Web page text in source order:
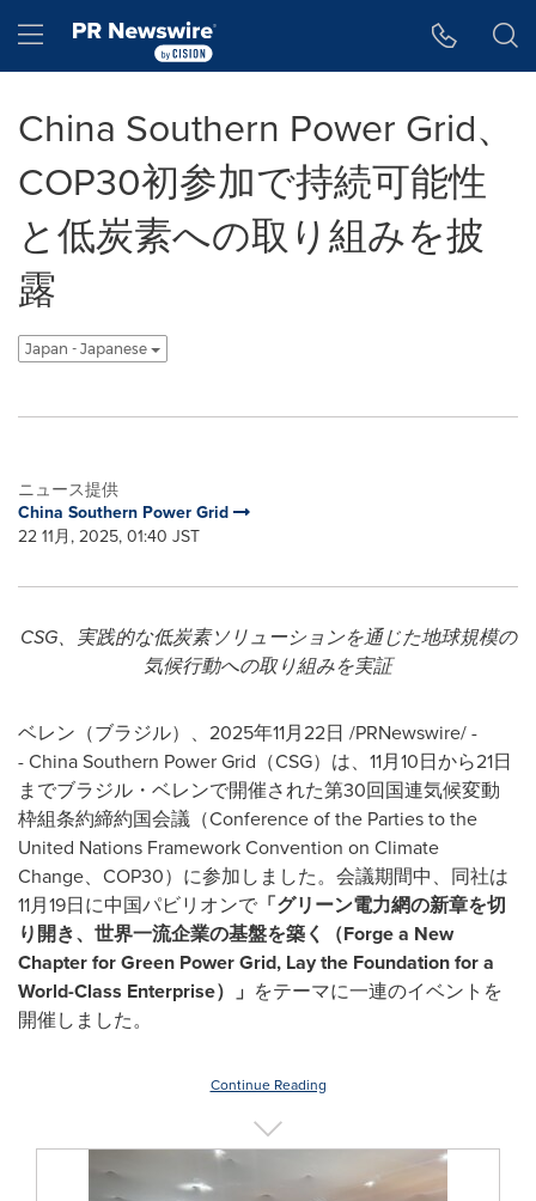
Hamburger menu
China Southern Power Grid、
COP30初参加で持続可能性
と低炭素への取り組みを披
露
Japan - Japanese
ニュース提供
China Southern Power Grid
22 11月, 2025, 01:40 JST
CSG、実践的な低炭素ソリューションを通じた地球規模の
気候行動への取り組みを実証
ベレン（ブラジル）、 2025年11月22日 /PRNewswire/ -
- China Southern Power Grid （CSG）は、 11月10日から21日
までブラジル・ベレンで開催された第30回国連気候変動
枠組条約締約国会議（Conference of the Parties to the
United Nations Framework Convention on Climate
Change、 COP30）に参加しました。会議期間中、同社は
11月19日に中国パビリオンで 「グリーン電力網の新章を切
り開き、世界一流企業の基盤を築く（Forge a New
Chapter for Green Power Grid, Lay the Foundation for a
World-Class Enterprise）」 をテーマに一連のイベントを
開催しました。
Continue Reading